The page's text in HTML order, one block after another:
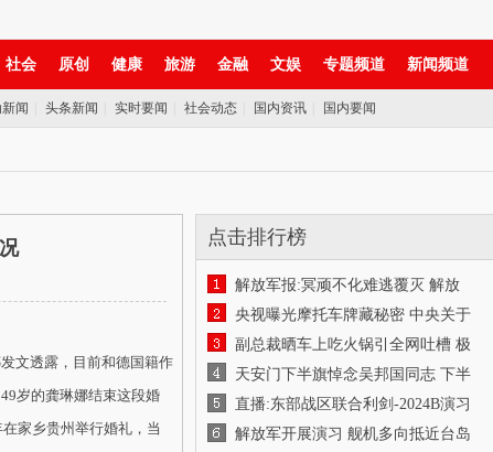
社会 原创 健康 旅游 金融 文娱 专题频道 新闻频道
闻 头条新闻 实时要闻 社会动态 国内资讯 国内要闻
文透露，目前和德国籍作
岁的龚琳娜结束这段婚
家乡贵州举行婚礼，当
点击排行榜
解放军报:冥顽不化难逃覆灭 解放
央视曝光摩托车牌藏秘密 中央关于
副总裁晒车上吃火锅引全网吐槽 极
天安门下半旗悼念吴邦国同志 下半
直播:东部战区联合利剑-2024B演习
解放军开展演习 舰机多向抵近台岛